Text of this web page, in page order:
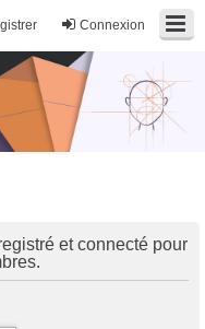
Connexion
et connecté pour